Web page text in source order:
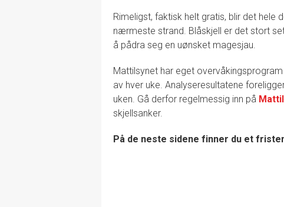
Rimeligst, faktisk helt gratis, blir det hele
nærmeste strand. Blåskjell er det stort
å pådra seg en uønsket magesjau.
Mattilsynet har eget
av hver uke. Analyseresultatene
uken. Gå derfor regelmessig inn på
skjellsanker.
På de neste sidene finner du et